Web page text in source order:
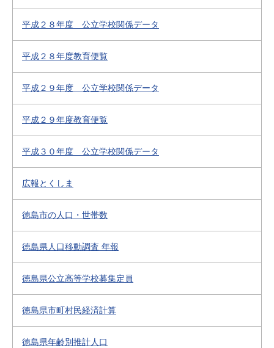
平成２８年度 公立学校関係データ
平成２８年度教育便覧
平成２９年度 公立学校関係データ
平成２９年度教育便覧
平成３０年度 公立学校関係データ
広報とくしま
徳島市の人口・世帯数
徳島県人口移動調査 年報
徳島県公立高等学校募集定員
徳島県市町村民経済計算
徳島県年齢別推計人口